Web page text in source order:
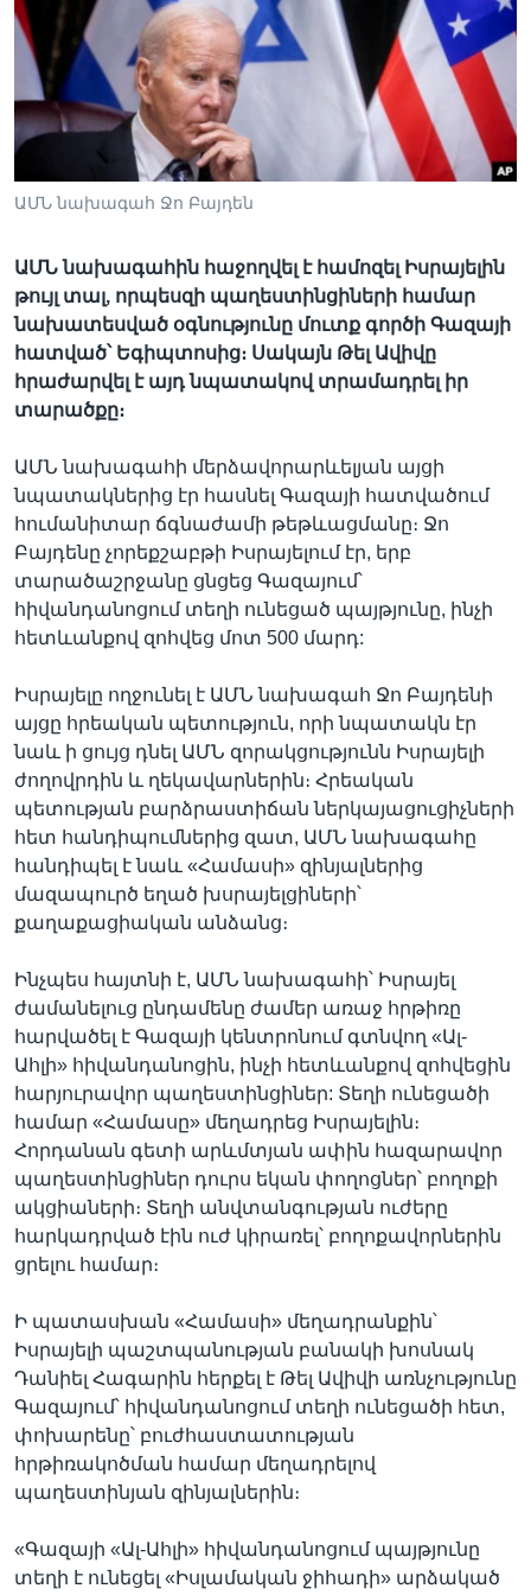
Լեզուներ
ԱՄՆ նախագահ Ջո Բայդեն
ԱՄՆ նախագահին հաջողվել է համոզել Իսրայելին
թույլ տալ, որպեսզի պաղեստինցիների համար
նախատեսված օգնությունը մուտք գործի Գազայի
հատված՝ Եգիպտոսից։ Սակայն Թել Ավիվը
հրաժարվել է այդ նպատակով տրամադրել իր
տարածքը։
ԱՄՆ նախագահի մերձավորարևելյան այցի
նպատակներից էր հասնել Գազայի հատվածում
հումանիտար ճգնաժամի թեթևացմանը։ Ջո
Բայդենը չորեքշաբթի Իսրայելում էր, երբ
տարածաշրջանը ցնցեց Գազայում՝
հիվանդանոցում տեղի ունեցած պայթյունը, ինչի
հետևանքով զոհվեց մոտ 500 մարդ:
Իսրայելը ողջունել է ԱՄՆ նախագահ Ջո Բայդենի
այցը հրեական պետություն, որի նպատակն էր
նաև ի ցույց դնել ԱՄՆ զորակցությունն Իսրայելի
ժողովրդին և ղեկավարներին։ Հրեական
պետության բարձրաստիճան ներկայացուցիչների
հետ հանդիպումներից զատ, ԱՄՆ նախագահը
հանդիպել է նաև «Համասի» զինյալներից
մազապուրծ եղած խսրայելցիների՝
քաղաքացիական անձանց։
Ինչպես հայտնի է, ԱՄՆ նախագահի՝ Իսրայել
ժամանելուց ընդամենը ժամեր առաջ հրթիռը
հարվածել է Գազայի կենտրոնում գտնվող «Ալ-
Ահլի» հիվանդանոցին, ինչի հետևանքով զոհվեցին
հարյուրավոր պաղեստինցիներ: Տեղի ունեցածի
համար «Համասը» մեղադրեց Իսրայելին։
Հորդանան գետի արևմտյան ափին հազարավոր
պաղեստինցիներ դուրս եկան փողոցներ՝ բողոքի
ակցիաների։ Տեղի անվտանգության ուժերը
հարկադրված էին ուժ կիրառել՝ բողոքավորներին
ցրելու համար։
Ի պատասխան «Համասի» մեղադրանքին՝
Իսրայելի պաշտպանության բանակի խոսնակ
Դանիել Հագարին հերքել է Թել Ավիվի առնչությունը
Գազայում՝ հիվանդանոցում տեղի ունեցածի հետ,
փոխարենը՝ բուժհաստատության
հրթիռակոծման համար մեղադրելով
պաղեստինյան զինյալներին։
«Գազայի «Ալ-Ահլի» հիվանդանոցում պայթյունը
տեղի է ունեցել «Իսլամական ջիհադի» արձակած